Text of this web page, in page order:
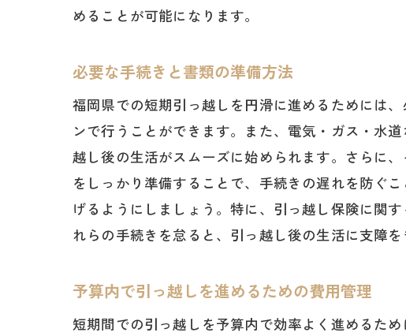
割れ
引っ
ラベ
荷物
福岡県で
福岡
不要品
めることが可能になります。
必要な手続きと書類の準備方法
福岡県での短期引っ越しを円滑に進めるためには
ンで行うことができます。また、電気・ガス・水
越し後の生活がスムーズに始められます。さらに
をしっかり準備することで、手続きの遅れを防ぐ
げるようにしましょう。特に、引っ越し保険に関
れらの手続きを怠ると、引っ越し後の生活に支障
予算内で引っ越しを進めるための費用管理
短期間での引っ越しを予算内で効率よく進めるた